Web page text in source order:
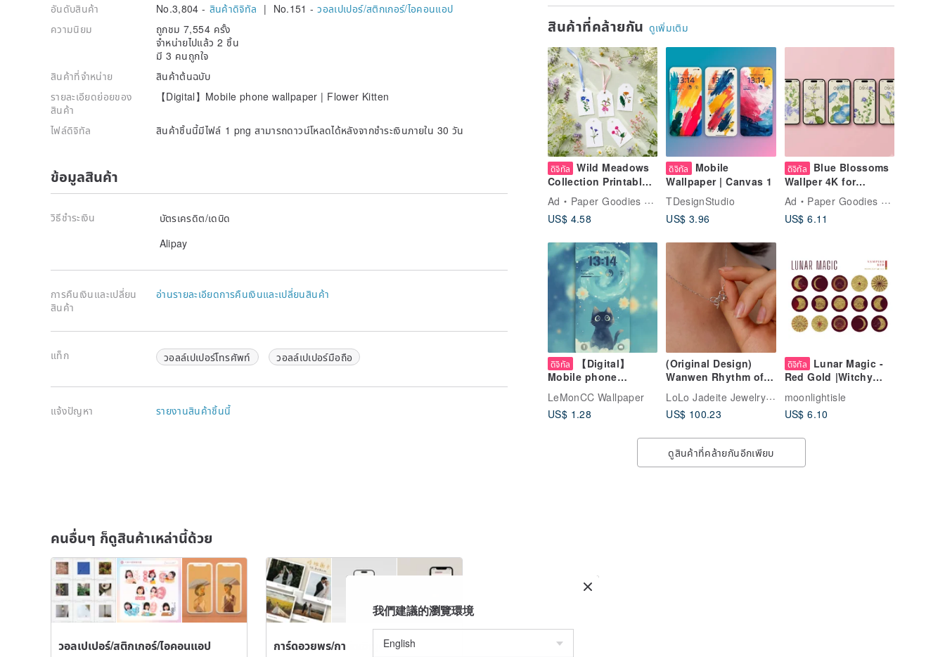
สินค้าที่คล้ายกัน ดูเพิ่มเติม
ดิจิทัล
Wild Meadows
Collection Printable
Gift Tag. Digital
Download
(PDF/JPG/PNG)
Ad
Paper Goodies Studio
US$ 4.58
ดิจิทัล
Mobile
Wallpaper | Canvas 1
TDesignStudio
US$ 3.96
ดิจิทัล
Blue Blossoms
Wallper 4K for
iPhone, iPad,
Androind Phone &
Tablet
Ad
Paper Goodies Studio
US$ 6.11
ดิจิทัล
【Digital】
Mobile phone
Starry Night
LeMonCC Wallpaper
US$ 1.28
(Original Design)
Wanwen Rhythm of
LoLo Jadeite Jewelry studio
US$ 100.23
ดิจิทัล
Lunar Magic -
Red Gold |Witchy
Instagram Story
Highlight Icon Cover
moonlightisle
US$ 6.10
ดูสินค้าที่คล้ายกันอีกเพียบ
อันดับสินค้า
No.3,804 - สินค้าดิจิทัล | No.151 -วอลเปเปอร์/สติกเกอร์/ไอคอนแอป
ความนิยม
ถูกชม 7,554 ครั้ง
จำหน่ายไปแล้ว 2 ชิ้น
มี 3 คนถูกใจ
สินค้าที่จำหน่าย
สินค้าต้นฉบับ
รายละเอียดย่อยของ
สินค้า
【Digital】Mobile phone wallpaper | Flower Kitten
ไฟล์ดิจิทัล สินค้าชิ้นนี้มีไฟล์ 1 png สามารถดาวน์โหลดได้หลังจากชำระเงินภายใน 30 วัน
ข้อมูลสินค้า
วิธีชำระเงิน
บัตรเครดิต/เดบิด
Alipay
การคืนเงินและเปลี่ยน
สินค้า
อ่านรายละเอียดการคืนเงินและเปลี่ยนสินค้า
แท็ก วอลล์เปเปอร์โทรศัพท์ วอลล์เปเปอร์มือถือ
แจ้งปัญหา รายงานสินค้าชิ้นนี้
คนอื่นๆ ก็ดูสินค้าเหล่านี้ด้วย
วอลเปเปอร์/สติกเกอร์/ไอคอนแอป การ์ดอวยพร/การ์ดเชิญดิจิทัล
我們建議的瀏覽環境